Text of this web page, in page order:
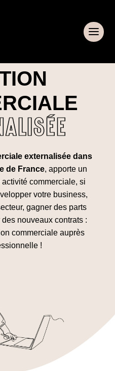
externalisée dans
de France, apporte un
commerciale, si
votre business,
gagner des parts
nouveaux contrats :
commerciale auprès
!